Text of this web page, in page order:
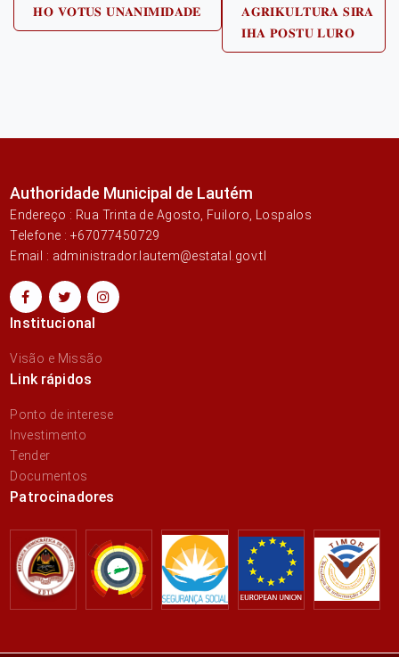
𝐇𝐎 𝐕𝐎𝐓𝐔𝐒 𝐔𝐍𝐀𝐍𝐈𝐌𝐈𝐃𝐀𝐃𝐄
post:
𝐀𝐆𝐑𝐈𝐊𝐔𝐋𝐓𝐔𝐑𝐀 𝐒𝐈𝐑𝐀
𝐈𝐇𝐀 𝐏𝐎𝐒𝐓𝐔 𝐋𝐔𝐑𝐎
Authoridade Municipal de Lautém
Endereço : Rua Trinta de Agosto, Fuiloro, Lospalos
Telefone : +67077450729
Email : administrador.lautem@estatal.gov.tl
Institucional
Visão e Missão
Link rápidos
Ponto de interese
Investimento
Tender
Documentos
Patrocinadores